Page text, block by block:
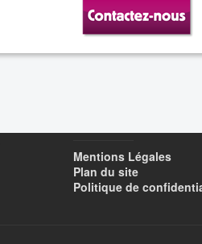
Mentions Légales
Plan du site
Politique de